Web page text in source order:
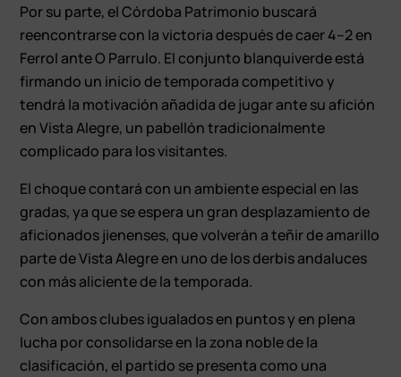
Por su parte, el Córdoba Patrimonio buscará
reencontrarse con la victoria después de caer 4–2 en
Ferrol ante O Parrulo. El conjunto blanquiverde está
firmando un inicio de temporada competitivo y
tendrá la motivación añadida de jugar ante su afición
en Vista Alegre, un pabellón tradicionalmente
complicado para los visitantes.
El choque contará con un ambiente especial en las
gradas, ya que se espera un gran desplazamiento de
aficionados jienenses, que volverán a teñir de amarillo
parte de Vista Alegre en uno de los derbis andaluces
con más aliciente de la temporada.
Con ambos clubes igualados en puntos y en plena
lucha por consolidarse en la zona noble de la
clasificación, el partido se presenta como una